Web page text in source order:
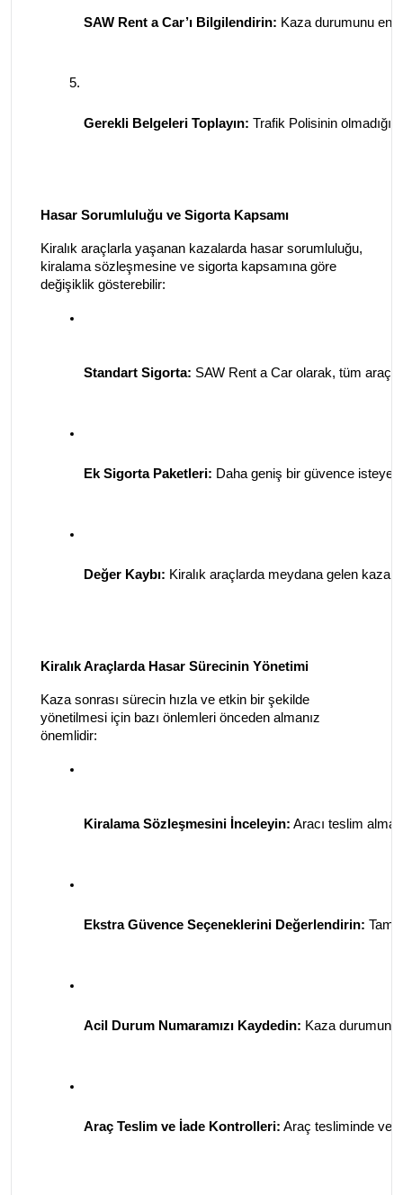
SAW Rent a Car’ı Bilgilendirin: Kaza durumunu en
Gerekli Belgeleri Toplayın: Trafik Polisinin olmadığı
Hasar Sorumluluğu ve Sigorta Kapsamı
Kiralık araçlarla yaşanan kazalarda hasar sorumluluğu,
kiralama sözleşmesine ve sigorta kapsamına göre
değişiklik gösterebilir:
Standart Sigorta: SAW Rent a Car olarak, tüm
Ek Sigorta Paketleri: Daha geniş bir güvence
Değer Kaybı: Kiralık araçlarda meydana gelen
Kiralık Araçlarda Hasar Sürecinin Yönetimi
Kaza sonrası sürecin hızla ve etkin bir şekilde
yönetilmesi için bazı önlemleri önceden almanız
önemlidir:
Kiralama Sözleşmesini İnceleyin: Aracı teslim
Ekstra Güvence Seçeneklerini Değerlendirin: Tam
Acil Durum Numaramızı Kaydedin: Kaza
Araç Teslim ve İade Kontrolleri: Araç tesliminde ve